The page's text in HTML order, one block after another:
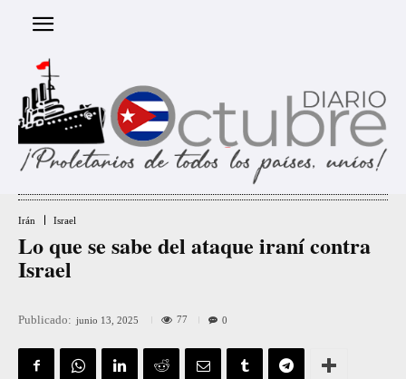
Irán Israel
Lo que se sabe del ataque iraní contra
Israel
Publicado: junio 13, 2025 77 0